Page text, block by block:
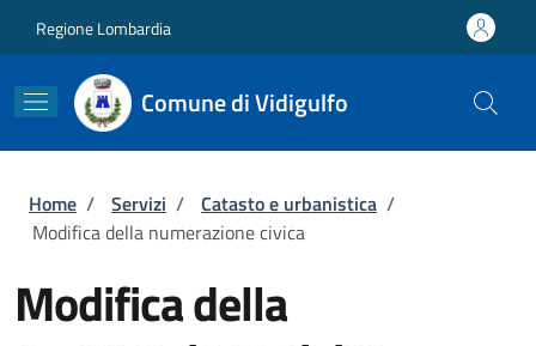
Regione Lombardia
Comune di Vidigulfo
Briciole di pane
Home / Servizi / Catasto e urbanistica /
Modifica della numerazione civica
Modifica della